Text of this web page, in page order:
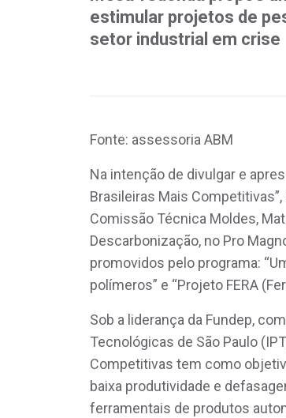
estimular projetos de
setor industrial em crise
Fonte: assessoria ABM
Na intenção de divulgar e
Brasileiras Mais
Comissão Técnica Moldes,
Descarbonização, no Pro
promovidos pelo programa:
polímeros” e “Projeto FERA
Sob a liderança da Fundep,
Tecnológicas de São Paulo
Competitivas tem como
baixa produtividade e
ferramentais de produtos